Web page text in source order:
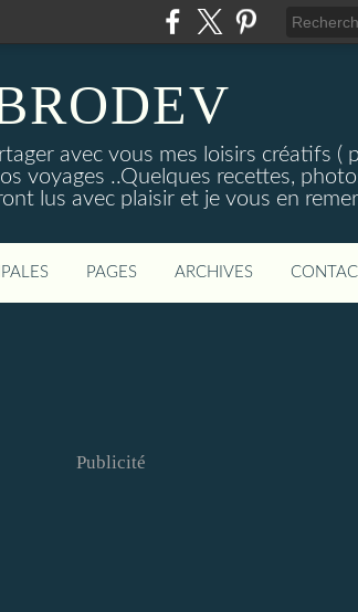
avec vous mes loisirs créatifs (
voyages ..Quelques recettes,
lus avec plaisir et je vous en
PAGES ARCHIVES
Publicité